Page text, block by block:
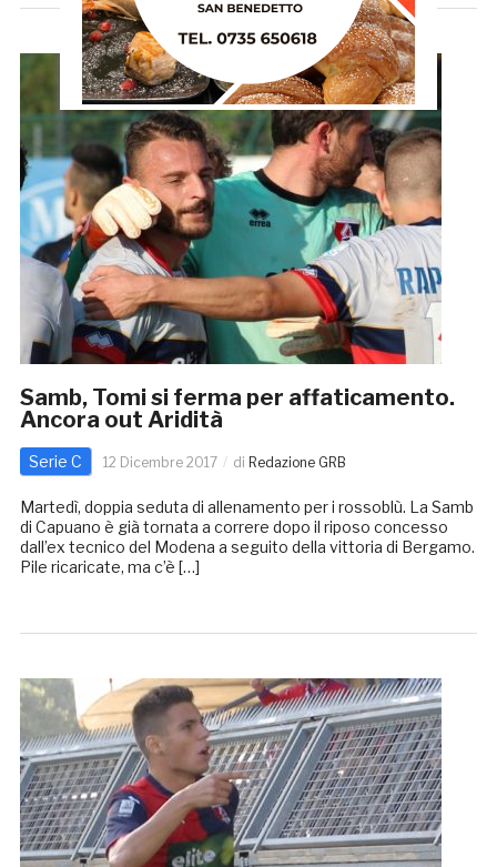
Samb, Tomi si ferma per affaticamento.
Ancora out Aridità
Serie C 12 Dicembre 2017 di Redazione GRB
Martedì, doppia seduta di allenamento per i rossoblù. La Samb
di Capuano è già tornata a correre dopo il riposo concesso
dall’ex tecnico del Modena a seguito della vittoria di Bergamo.
Pile ricaricate, ma c’è […]